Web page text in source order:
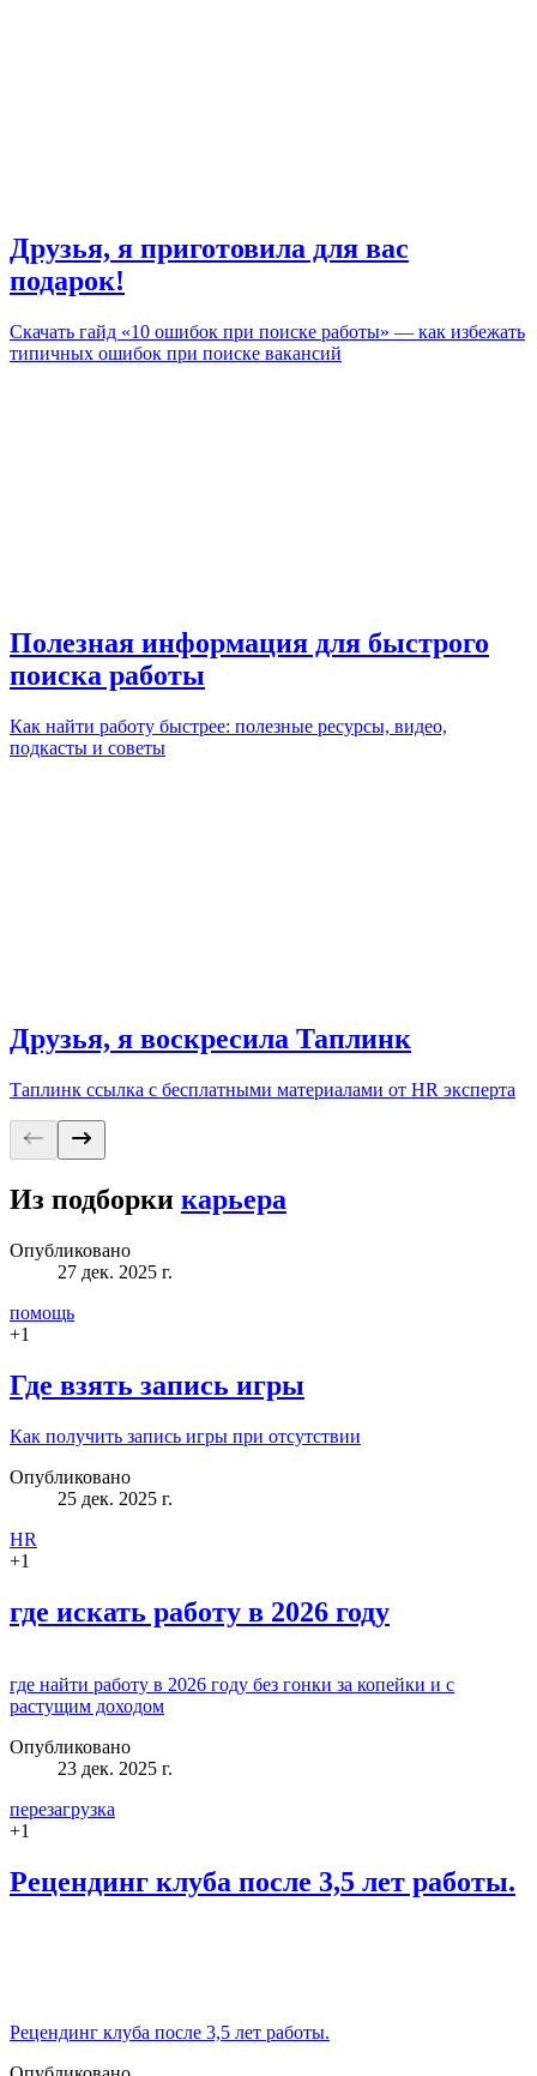
Друзья, я приготовила для вас
подарок!
Скачать гайд «10 ошибок при поиске работы» — как избежать
типичных ошибок при поиске вакансий
Полезная информация для быстрого
поиска работы
Как найти работу быстрее: полезные ресурсы, видео,
подкасты и советы
Друзья, я воскресила Таплинк
Таплинк ссылка с бесплатными материалами от HR эксперта
Из подборки карьера
Опубликовано
27 дек. 2025 г.
помощь
+1
Где взять запись игры
Как получить запись игры при отсутствии
Опубликовано
25 дек. 2025 г.
HR
+1
где искать работу в 2026 году
где найти работу в 2026 году без гонки за копейки и с
растущим доходом
Опубликовано
23 дек. 2025 г.
перезагрузка
+1
Рецендинг клуба после 3,5 лет работы.
Рецендинг клуба после 3,5 лет работы.